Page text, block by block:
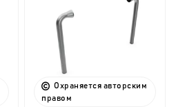
Охраняется авторским
правом